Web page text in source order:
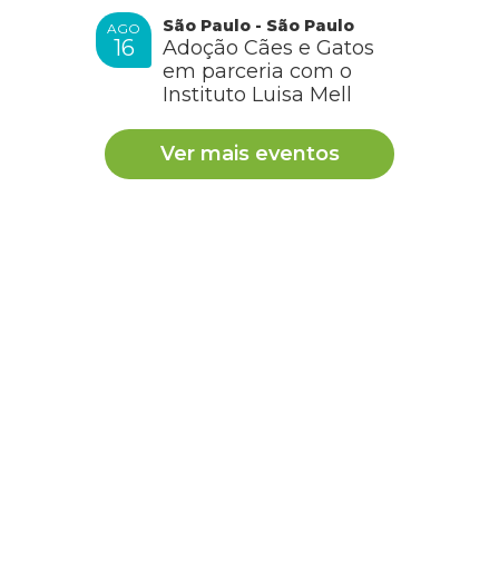
AGO
16
São Paulo - São Paulo
Adoção Cães e Gatos
em parceria com o
Instituto Luisa Mell
Ver mais eventos